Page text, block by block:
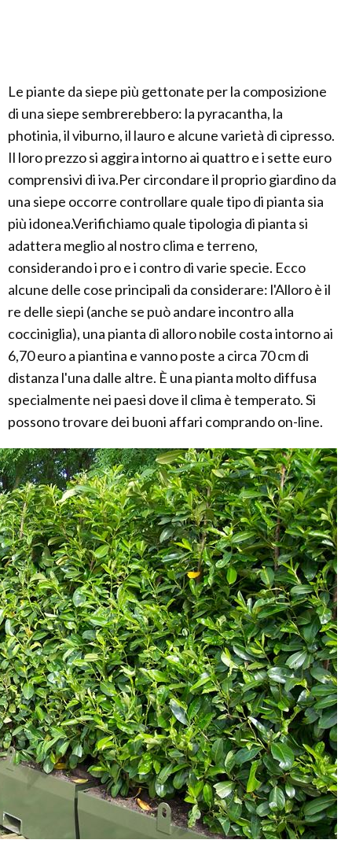
Le piante da siepe più gettonate per la composizione
di una siepe sembrerebbero: la pyracantha, la
photinia, il viburno, il lauro e alcune varietà di cipresso.
Il loro prezzo si aggira intorno ai quattro e i sette euro
comprensivi di iva.Per circondare il proprio giardino da
una siepe occorre controllare quale tipo di pianta sia
più idonea.Verifichiamo quale tipologia di pianta si
adattera meglio al nostro clima e terreno,
considerando i pro e i contro di varie specie. Ecco
alcune delle cose principali da considerare: l'Alloro è il
re delle siepi (anche se può andare incontro alla
cocciniglia), una pianta di alloro nobile costa intorno ai
6,70 euro a piantina e vanno poste a circa 70 cm di
distanza l'una dalle altre. È una pianta molto diffusa
specialmente nei paesi dove il clima è temperato. Si
possono trovare dei buoni affari comprando on-line.